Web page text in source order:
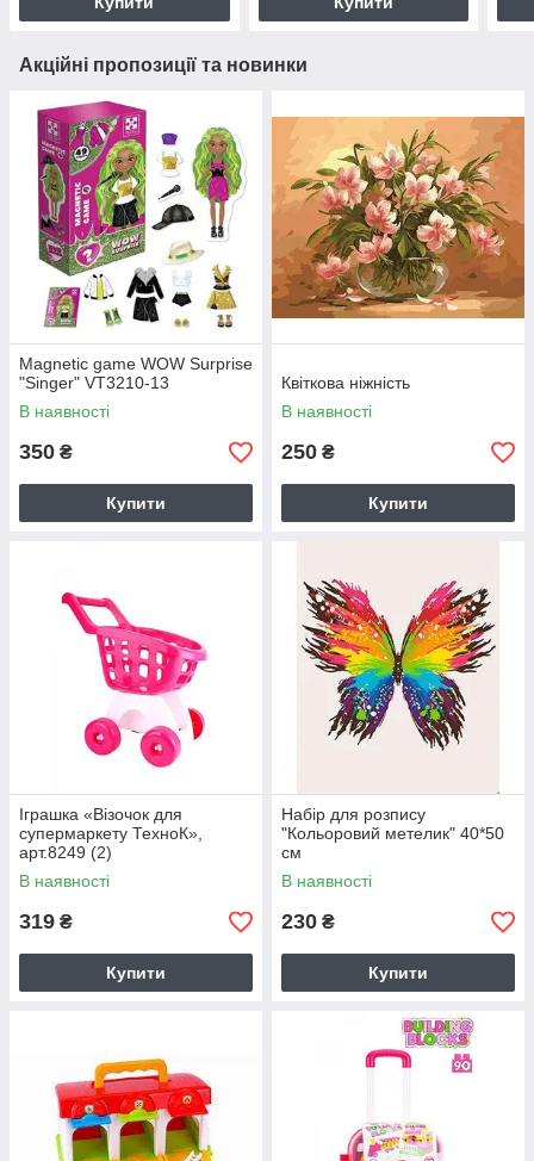
Акційні пропозиції та новинки
Magnetic game WOW Surprise
"Singer" VT3210-13
В наявності
350 ₴
Купити
Квіткова ніжність
В наявності
250 ₴
Купити
Іграшка «Візочок для
супермаркету ТехноК»,
арт.8249 (2)
В наявності
319 ₴
Купити
Набір для розпису
"Кольоровий метелик" 40*50
см
В наявності
230 ₴
Купити